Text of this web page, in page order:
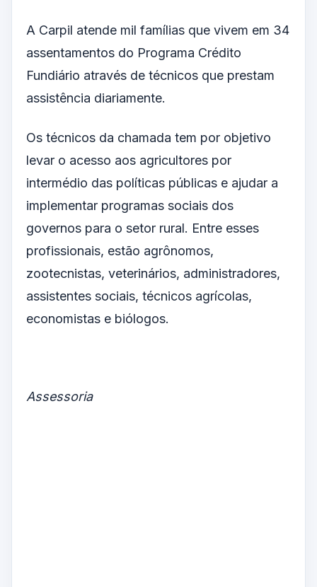
A Carpil atende mil famílias que vivem em 34
assentamentos do Programa Crédito
Fundiário através de técnicos que prestam
assistência diariamente.
Os técnicos da chamada tem por objetivo
levar o acesso aos agricultores por
intermédio das políticas públicas e ajudar a
implementar programas sociais dos
governos para o setor rural. Entre esses
profissionais, estão agrônomos,
zootecnistas, veterinários, administradores,
assistentes sociais, técnicos agrícolas,
economistas e biólogos.
Assessoria